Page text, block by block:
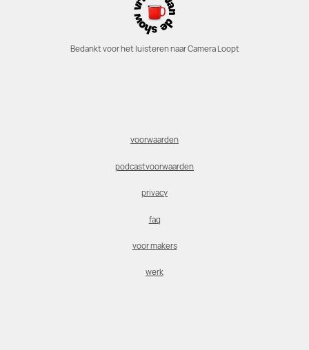
Bedankt voor het luisteren naar Camera Loopt
voorwaarden
podcastvoorwaarden
privacy
faq
voor makers
werk